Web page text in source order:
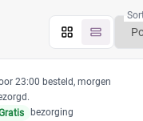
23:00 besteld, morgen
bezorging